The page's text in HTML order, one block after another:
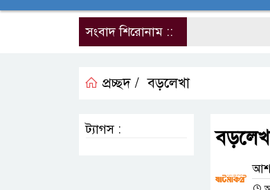
সংবাদ শিরোনাম ::
প্রচ্ছদ / বড়লেখা
ট্যাগস :